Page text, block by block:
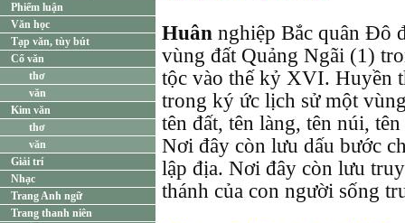
Phiếm luận
Văn học
Tạp văn, tùy bút
Cổ văn
thơ
văn
Kim văn
thơ
văn
Giải trí
Nhạc
Trang Anh ngữ
Trang thanh niên
Huân nghiệp Bắc quân Đô
vùng đất Quảng Ngãi (1)
tộc vào thế kỷ XVI. Huyền
trong ký ức lịch sử một
tên đất, tên làng, tên núi,
Nơi đây còn lưu dấu bước
lập địa. Nơi đây còn lưu
thánh của con người sống